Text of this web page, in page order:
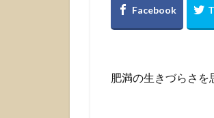
肥満の生きづらさを